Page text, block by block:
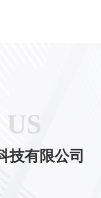
技有限公司